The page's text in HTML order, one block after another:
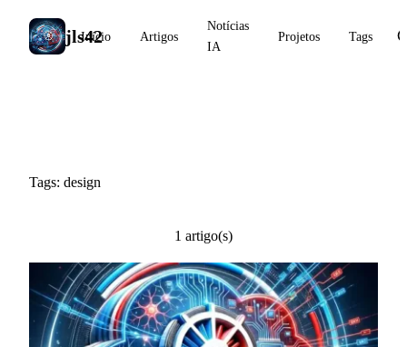
jls42
Início Artigos
Notícias
IA
Projetos Tags
Tags: design
1 artigo(s)